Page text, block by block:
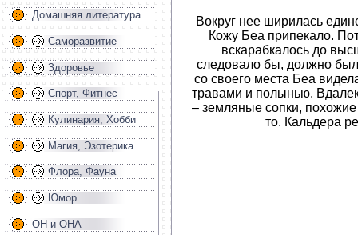
Домашняя литература
Саморазвитие
Здоровье
Спорт, Фитнес
Кулинария, Хобби
Магия, Эзотерика
Флора, Фауна
Юмор
ОН и ОНА
Вокруг нее ширилась
Кожу Беа припекало.
вскарабкалось до
следовало бы, должно
со своего места Беа
травами и полынью.
– земляные сопки,
то. Кальдера